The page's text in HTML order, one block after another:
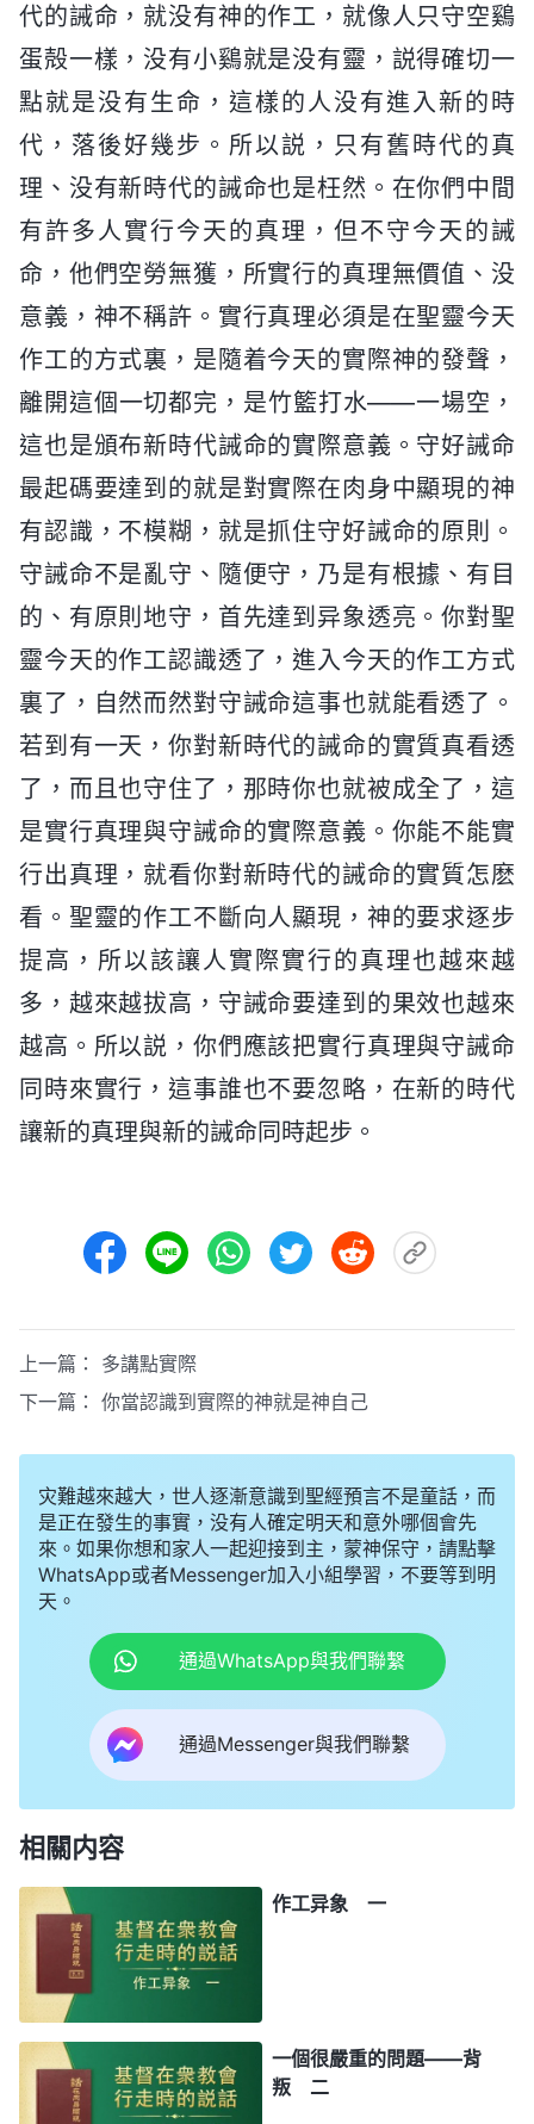
代的誡命，就没有神的作工，就像人只守空鷄
蛋殻一樣，没有小鷄就是没有靈，説得確切一
點就是没有生命，這樣的人没有進入新的時
代，落後好幾步。所以説，只有舊時代的真
理、没有新時代的誡命也是枉然。在你們中間
有許多人實行今天的真理，但不守今天的誡
命，他們空勞無獲，所實行的真理無價值、没
意義，神不稱許。實行真理必須是在聖靈今天
作工的方式裏，是隨着今天的實際神的發聲，
離開這個一切都完，是竹籃打水——一場空，
這也是頒布新時代誡命的實際意義。守好誡命
最起碼要達到的就是對實際在肉身中顯現的神
有認識，不模糊，就是抓住守好誡命的原則。
守誡命不是亂守、隨便守，乃是有根據、有目
的、有原則地守，首先達到异象透亮。你對聖
靈今天的作工認識透了，進入今天的作工方式
裏了，自然而然對守誡命這事也就能看透了。
若到有一天，你對新時代的誡命的實質真看透
了，而且也守住了，那時你也就被成全了，這
是實行真理與守誡命的實際意義。你能不能實
行出真理，就看你對新時代的誡命的實質怎麽
看。聖靈的作工不斷向人顯現，神的要求逐步
提高，所以該讓人實際實行的真理也越來越
多，越來越拔高，守誡命要達到的果效也越來
越高。所以説，你們應該把實行真理與守誡命
同時來實行，這事誰也不要忽略，在新的時代
讓新的真理與新的誡命同時起步。
上一篇： 多講點實際
下一篇： 你當認識到實際的神就是神自己
灾難越來越大，世人逐漸意識到聖經預言不是童話，而
是正在發生的事實，没有人確定明天和意外哪個會先
來。如果你想和家人一起迎接到主，蒙神保守，請點擊
WhatsApp或者Messenger加入小組學習，不要等到明
天。
通過WhatsApp與我們聯繫
通過Messenger與我們聯繫
相關内容
作工异象 一
一個很嚴重的問題——背
叛 二